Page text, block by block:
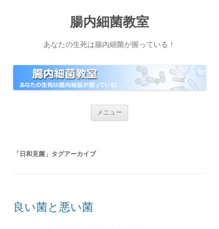
腸内細菌教室
あなたの生死は腸内細菌が握っている！
メニュー
「 日和見菌 」タグアーカイブ
良い菌と悪い菌